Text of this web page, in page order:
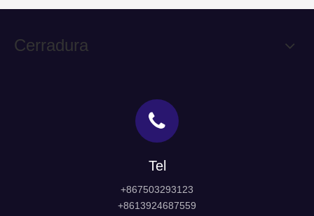
Cerradura
Tel
+867503293123
+8613924687559